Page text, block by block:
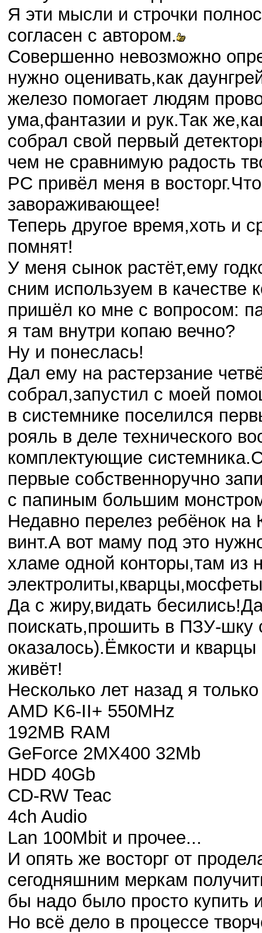
Я эти мысли и строчки
согласен с автором.
Совершенно невозможно
нужно оценивать,как
железо помогает людям
ума,фантазии и рук.Так
собрал свой первый
чем не сравнимую радость
PC привёл меня в
завораживающее!
Теперь другое время,хоть и
помнят!
У меня сынок растёт,ему
сним используем в качестве
пришёл ко мне с вопросом:
я там внутри копаю вечно?
Ну и понеслась!
Дал ему на растерзание
собрал,запустил с моей
в системнике поселился
рояль в деле технического
комплектующие
первые собственноручно
с папиным большим
Недавно перелез ребёнок
винт.А вот маму под это
хламе одной конторы,там из
Да с жиру,видать
поискать,прошить в ПЗУ-
оказалось).Ёмкости и
живёт!
Несколько лет назад я
AMD K6-II+ 550MHz
192MB RAM
GeForce 2MX400 32Mb
HDD 40Gb
CD-RW Teac
4ch Audio
Lan 100Mbit и прочее...
И опять же восторг от
сегодняшним меркам
бы надо было просто купить
Но всё дело в процессе